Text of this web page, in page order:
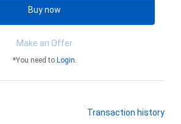
Buy now
Make an Offer
*You need to Login.
Transaction history